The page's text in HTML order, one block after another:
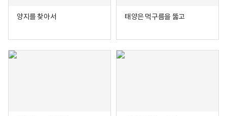
양지를 찾아서 태양은 먹구름을 뚫고